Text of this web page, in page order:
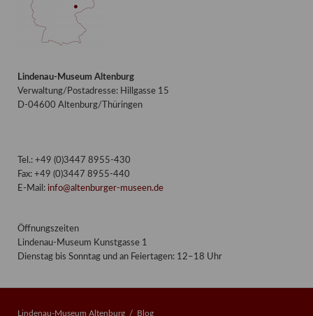
Lindenau-Museum Altenburg
Verwaltung/Postadresse: Hillgasse 15
D-04600 Altenburg/Thüringen
Tel.: +49 (0)3447 8955-430
Fax: +49 (0)3447 8955-440
E-Mail: info@altenburger-museen.de
Öffnungszeiten
Lindenau-Museum Kunstgasse 1
Dienstag bis Sonntag und an Feiertagen: 12–18 Uhr
Lindenau-Museum Altenburg Blog